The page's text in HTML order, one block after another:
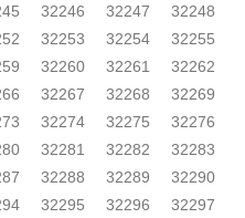
32246 32247
32248
32253 32254
32255
32260 32261
32262
32267 32268
32269
32274 32275
32276
32281 32282
32283
32288 32289
32290
32295 32296
32297